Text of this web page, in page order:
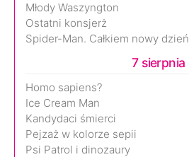
Młody Waszyngton
Ostatni konsjerż
Spider-Man. Całkiem nowy dzień
7 sierpnia
Homo sapiens?
Ice Cream Man
Kandydaci śmierci
Pejzaż w kolorze sepii
Psi Patrol i dinozaury